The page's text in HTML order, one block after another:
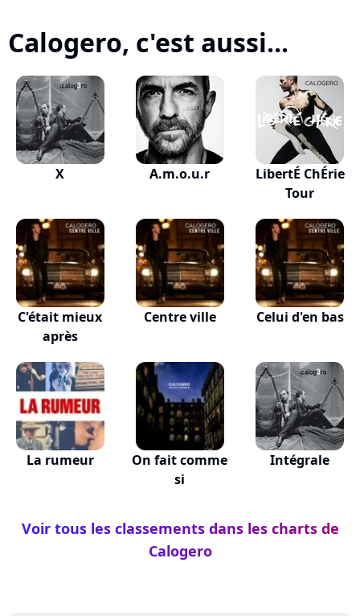
Calogero, c'est aussi...
X A.m.o.u.r
LibertÉ ChÉrie
Tour
C'était mieux
après
Centre ville Celui d'en bas
La rumeur
On fait comme
si
Intégrale
Voir tous les classements dans les charts de
Calogero